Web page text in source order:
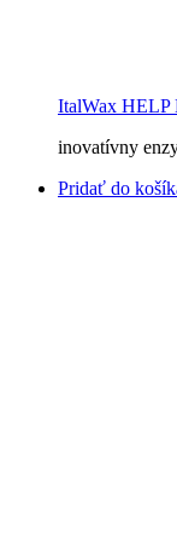
ItalWax HELP
inovatívny
Pridať do